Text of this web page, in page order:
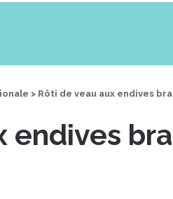
> Rôti de veau aux endives
endives